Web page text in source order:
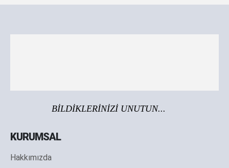
BİLDİKLERİNİZİ UNUTUN...
KURUMSAL
Hakkımızda